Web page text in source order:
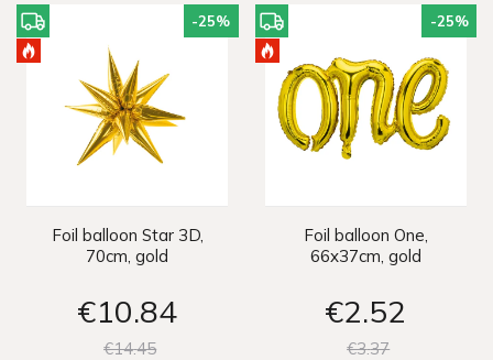
-25%
Foil balloon Star 3D,
70cm, gold
€10 84
€1445
-25%
Foil balloon One,
66x37cm, gold
€2 52
€337